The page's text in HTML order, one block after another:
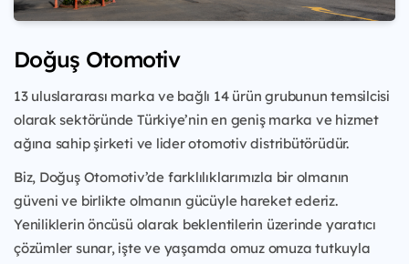
Doğuş Otomotiv
13 uluslararası marka ve bağlı 14 ürün grubunun temsilcisi
olarak sektöründe Türkiye’nin en geniş marka ve hizmet
ağına sahip şirketi ve lider otomotiv distribütörüdür.
Biz, Doğuş Otomotiv’de farklılıklarımızla bir olmanın
güveni ve birlikte olmanın gücüyle hareket ederiz.
Yeniliklerin öncüsü olarak beklentilerin üzerinde yaratıcı
çözümler sunar, işte ve yaşamda omuz omuza tutkuyla